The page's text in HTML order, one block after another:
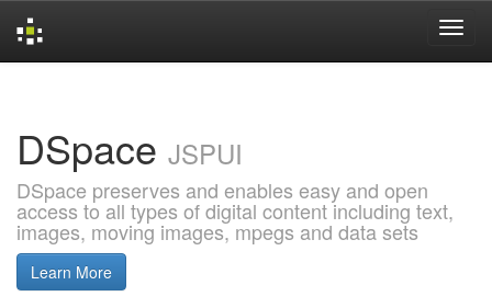
DSpace JSPUI
DSpace preserves and enables easy and open
access to all types of digital content including text,
images, moving images, mpegs and data sets
Learn More